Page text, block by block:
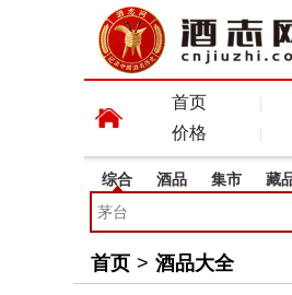
首页
价格
综合 酒品 集市 藏
首页 > 酒品大全